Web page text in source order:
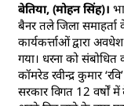
बेतिया, (मोहन सिंह)।
बैनर तले जिला
कार्यकर्त्ताओं द्वारा
गया। धरना को
कॉमरेड रवीन्द्र कुमार
सरकार विगत 12 वर्षों